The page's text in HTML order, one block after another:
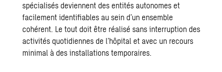
spécialisés deviennent des entités autonomes et
facilement identifiables au sein d’un ensemble
cohérent. Le tout doit être réalisé sans interruption des
activités quotidiennes de l’hôpital et avec un recours
minimal à des installations temporaires.